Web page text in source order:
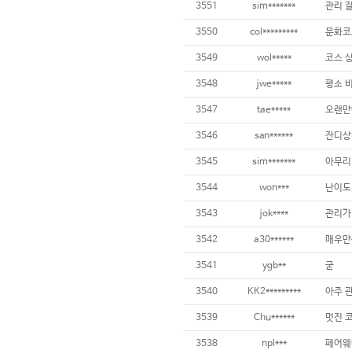
3551 sim******* 관리
3550 col*********
3549 wol*****
3548 jwe*****
3547 tae*****
3546 san******
3545 sim*******
3544 won*** 난이
3543 jok****
3542 a30******
3541 ygb** 굳
3540 KK2*********
3539 Chu****** 멋진
3538 npl***